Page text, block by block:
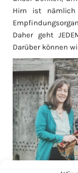
Hirn ist nämlich
Daher geht
Darüber können